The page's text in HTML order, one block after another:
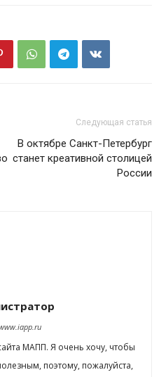
Следующая статья
В октябре Санкт-Петербург
станет креативной столицей
России
МАПП. Я очень хочу, чтобы
поэтому, пожалуйста,